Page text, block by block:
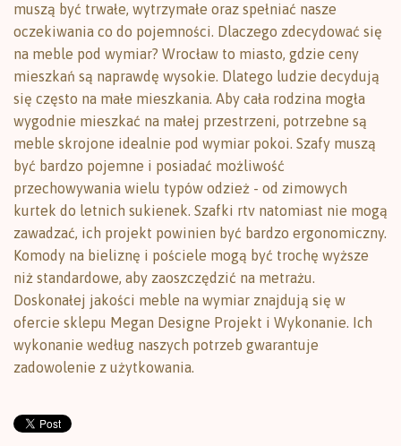
muszą być trwałe, wytrzymałe oraz spełniać nasze
oczekiwania co do pojemności. Dlaczego zdecydować się
na meble pod wymiar? Wrocław to miasto, gdzie ceny
mieszkań są naprawdę wysokie. Dlatego ludzie decydują
się często na małe mieszkania. Aby cała rodzina mogła
wygodnie mieszkać na małej przestrzeni, potrzebne są
meble skrojone idealnie pod wymiar pokoi. Szafy muszą
być bardzo pojemne i posiadać możliwość
przechowywania wielu typów odzież - od zimowych
kurtek do letnich sukienek. Szafki rtv natomiast nie mogą
zawadzać, ich projekt powinien być bardzo ergonomiczny.
Komody na bieliznę i pościele mogą być trochę wyższe
niż standardowe, aby zaoszczędzić na metrażu.
Doskonałej jakości meble na wymiar znajdują się w
ofercie sklepu Megan Designe Projekt i Wykonanie. Ich
wykonanie według naszych potrzeb gwarantuje
zadowolenie z użytkowania.